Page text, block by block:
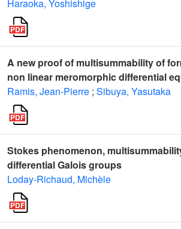
Haraoka, Yoshishige
A new proof of multisummability of
non linear meromorphic differential
Ramis, Jean-Pierre ; Sibuya, Yasutaka
Stokes phenomenon,
differential Galois groups
Loday-Richaud, Michèle